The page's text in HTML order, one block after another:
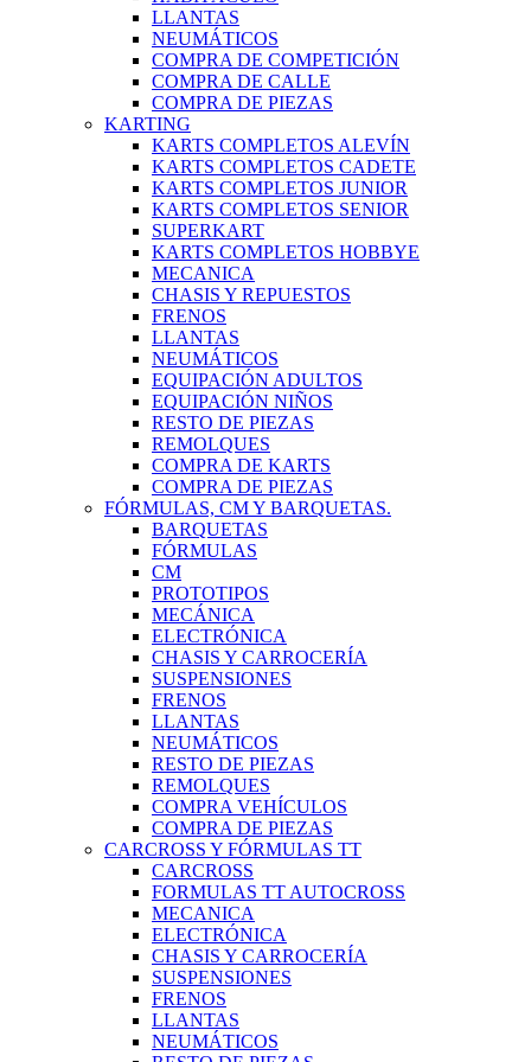
LLANTAS
NEUMÁTICOS
COMPRA DE COMPETICIÓN
COMPRA DE CALLE
COMPRA DE PIEZAS
KARTING
KARTS COMPLETOS ALEVÍN
KARTS COMPLETOS CADETE
KARTS COMPLETOS JUNIOR
KARTS COMPLETOS SENIOR
SUPERKART
KARTS COMPLETOS HOBBYE
MECANICA
CHASIS Y REPUESTOS
FRENOS
LLANTAS
NEUMÁTICOS
EQUIPACIÓN ADULTOS
EQUIPACIÓN NIÑOS
RESTO DE PIEZAS
REMOLQUES
COMPRA DE KARTS
COMPRA DE PIEZAS
FÓRMULAS, CM Y BARQUETAS.
BARQUETAS
FÓRMULAS
CM
PROTOTIPOS
MECÁNICA
ELECTRÓNICA
CHASIS Y CARROCERÍA
SUSPENSIONES
FRENOS
LLANTAS
NEUMÁTICOS
RESTO DE PIEZAS
REMOLQUES
COMPRA VEHÍCULOS
COMPRA DE PIEZAS
CARCROSS Y FÓRMULAS TT
CARCROSS
FORMULAS TT AUTOCROSS
MECANICA
ELECTRÓNICA
CHASIS Y CARROCERÍA
SUSPENSIONES
FRENOS
LLANTAS
NEUMÁTICOS